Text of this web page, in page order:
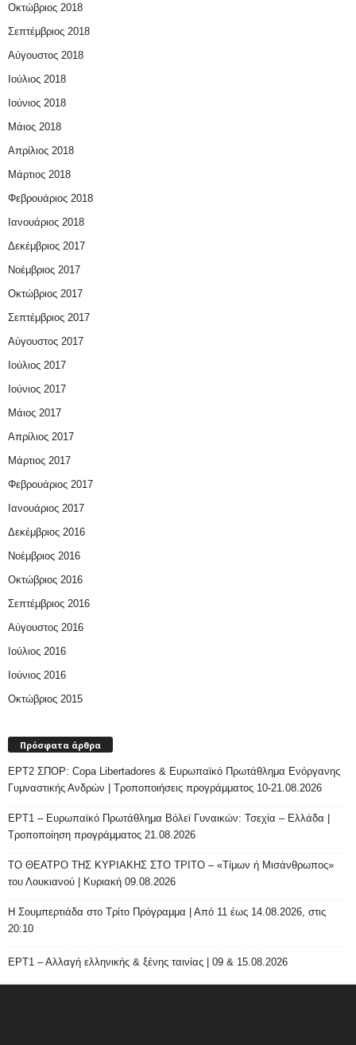
Οκτώβριος 2018
Σεπτέμβριος 2018
Αύγουστος 2018
Ιούλιος 2018
Ιούνιος 2018
Μάιος 2018
Απρίλιος 2018
Μάρτιος 2018
Φεβρουάριος 2018
Ιανουάριος 2018
Δεκέμβριος 2017
Νοέμβριος 2017
Οκτώβριος 2017
Σεπτέμβριος 2017
Αύγουστος 2017
Ιούλιος 2017
Ιούνιος 2017
Μάιος 2017
Απρίλιος 2017
Μάρτιος 2017
Φεβρουάριος 2017
Ιανουάριος 2017
Δεκέμβριος 2016
Νοέμβριος 2016
Οκτώβριος 2016
Σεπτέμβριος 2016
Αύγουστος 2016
Ιούλιος 2016
Ιούνιος 2016
Οκτώβριος 2015
Πρόσφατα άρθρα
ΕΡΤ2 ΣΠΟΡ: Copa Libertadores & Ευρωπαϊκό Πρωτάθλημα Ενόργανης
Γυμναστικής Ανδρών | Τροποποιήσεις προγράμματος 10-21.08.2026
ΕΡΤ1 – Ευρωπαϊκό Πρωτάθλημα Βόλεϊ Γυναικών: Τσεχία – Ελλάδα |
Τροποποίηση προγράμματος 21.08.2026
ΤΟ ΘΕΑΤΡΟ ΤΗΣ ΚΥΡΙΑΚΗΣ ΣΤΟ ΤΡΙΤΟ – «Τίμων ή Μισάνθρωπος»
του Λουκιανού | Κυριακή 09.08.2026
H Σουμπερτιάδα στο Τρίτο Πρόγραμμα | Από 11 έως 14.08.2026, στις
20:10
ΕΡΤ1 – Αλλαγή ελληνικής & ξένης ταινίας | 09 & 15.08.2026